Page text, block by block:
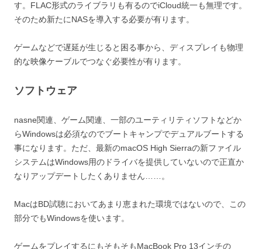
す。FLAC形式のライブラリも有るのでiCloud統一も無理です。
そのため新たにNASを導入する必要が有ります。
ゲームなどで遅延が生じると困る事から、ディスプレイも物理
的な映像ケーブルでつなぐ必要性が有ります。
ソフトウェア
nasne関連、ゲーム関連、一部のユーティリティソフトなどか
らWindowsは必須なのでブートキャンプでデュアルブートする
事になります。ただ、最新のmacOS High Sierraの新ファイル
システムはWindows用のドライバを提供していないので正直か
なりアップデートしたくありません……。
MacはBD試聴においてあまり恵まれた環境ではないので、この
部分でもWindowsを使います。
ゲームをプレイするにもそもそもMacBook Pro 13インチの